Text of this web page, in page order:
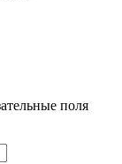
поля